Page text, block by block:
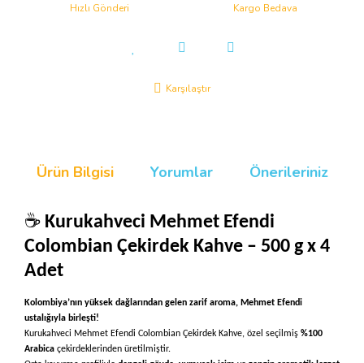
Hızlı Gönderi Kargo Bedava
Karşılaştır
Ürün Bilgisi Yorumlar Önerileriniz
☕ Kurukahveci Mehmet Efendi
Colombian Çekirdek Kahve – 500 g x 4
Adet
Kolombiya’nın yüksek dağlarından gelen zarif aroma, Mehmet Efendi
ustalığıyla birleşti!
Kurukahveci Mehmet Efendi Colombian Çekirdek Kahve, özel seçilmiş %100
Arabica çekirdeklerinden üretilmiştir.